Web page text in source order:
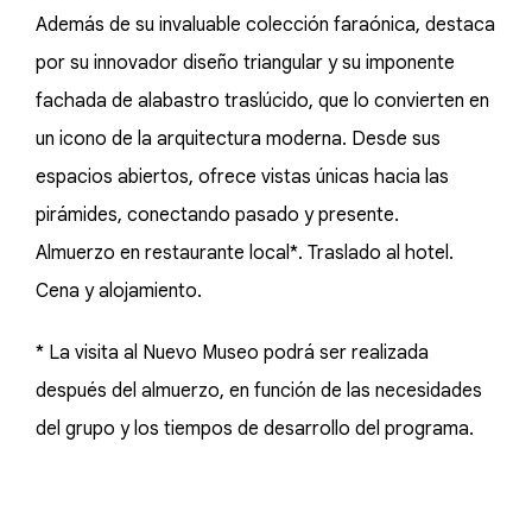
Además de su invaluable colección faraónica, destaca
por su innovador diseño triangular y su imponente
fachada de alabastro traslúcido, que lo convierten en
un icono de la arquitectura moderna. Desde sus
espacios abiertos, ofrece vistas únicas hacia las
pirámides, conectando pasado y presente.
Almuerzo en restaurante local*. Traslado al hotel.
Cena y alojamiento.
* La visita al Nuevo Museo podrá ser realizada
después del almuerzo, en función de las necesidades
del grupo y los tiempos de desarrollo del programa.